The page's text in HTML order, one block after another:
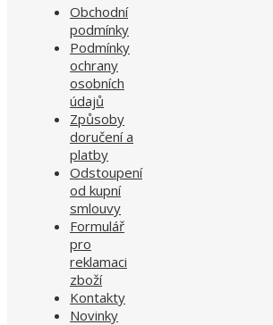
Obchodní
podmínky
Podmínky
ochrany
osobních
údajů
Způsoby
doručení a
platby
Odstoupení
od kupní
smlouvy
Formulář
pro
reklamaci
zboží
Kontakty
Novinky